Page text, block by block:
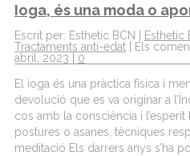
Ioga, és una moda o
Escrit per: Esthetic BCN | Esthetic
Tractaments anti-edat
Els
abril, 2023 | 0
El ioga és una pràctica física i
devolució que es va originar a
cos amb la consciència i
postures o asanes, tècniques
meditació Els darrers anys s’ha